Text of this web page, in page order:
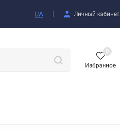
UA Личный кабинет
Избранное
0